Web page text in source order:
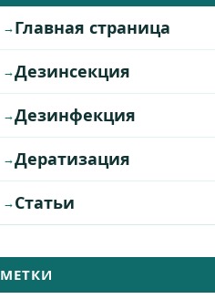
Главная страница
Дезинсекция
Дезинфекция
Дератизация
Статьи
МЕТКИ